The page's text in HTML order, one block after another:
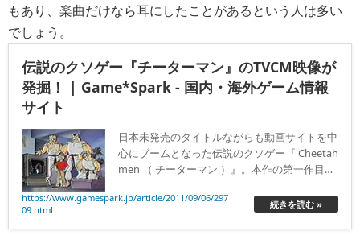
もあり、楽曲だけなら耳にしたことがあるという人は多い
でしょう。
伝説のクソゲー『チーターマン』のTVCM映像が
発掘！ | Game*Spark - 国内・海外ゲーム情報
サイト
日本未発売のタイトルながらも動画サイトを中
心にブームとなった伝説のクソゲー『 Cheetah
men （ チーターマン ）』。本作の第一作目は
ョンに収録されていましたが、その『Action 5
2』のTVCM映像が発掘されたようです。
https://www.gamespark.jp/article/2011/09/06/297
09.html
続きを読む »